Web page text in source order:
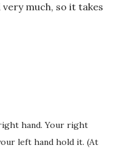
much, so it takes
hand. Your right
left hand hold it. (At